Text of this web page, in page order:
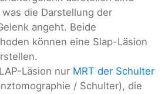
die Darstellung der
angeht. Beide
können eine Slap-Läsion
Läsion nur MRT der Schulter
/ Schulter), die